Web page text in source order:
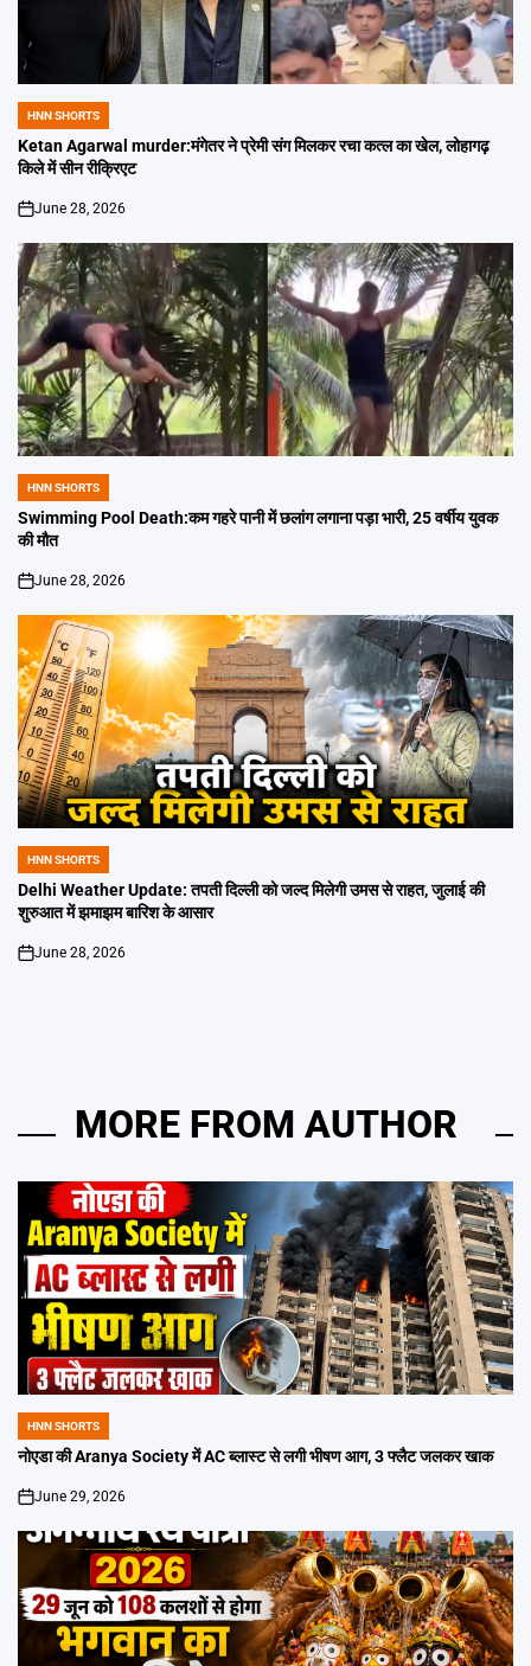
POSTED
IN
HNN SHORTS
Ketan Agarwal murder:मंगेतर ने प्रेमी संग मिलकर रचा कत्ल का खेल, लोहागढ़
किले में सीन रीक्रिएट
on
June 28, 2026
POSTED
IN
HNN SHORTS
Swimming Pool Death:कम गहरे पानी में छलांग लगाना पड़ा भारी, 25 वर्षीय युवक
की मौत
on
June 28, 2026
POSTED
IN
HNN SHORTS
Delhi Weather Update: तपती दिल्ली को जल्द मिलेगी उमस से राहत, जुलाई की
शुरुआत में झमाझम बारिश के आसार
on
June 28, 2026
MORE FROM AUTHOR
POSTED
IN
HNN SHORTS
नोएडा की Aranya Society में AC ब्लास्ट से लगी भीषण आग, 3 फ्लैट जलकर खाक
on
June 29, 2026